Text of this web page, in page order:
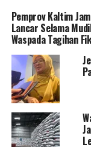
Pemprov Kaltim
Lancar Selama
Waspada Tagihan